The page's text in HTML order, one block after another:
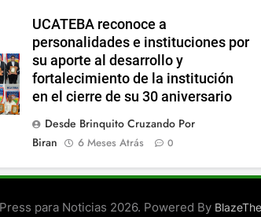
UCATEBA reconoce a
personalidades e instituciones por
su aporte al desarrollo y
fortalecimiento de la institución
en el cierre de su 30 aniversario
Desde Brinquito Cruzando Por
Biran
6 Meses Atrás 0
para Noticias 2026. Powered By